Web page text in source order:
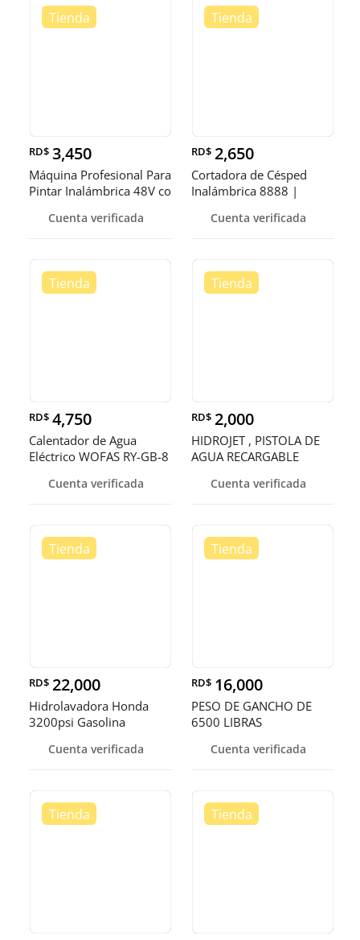
RD$ 3,450
Máquina Profesional Para
Pintar Inalámbrica 48V co
Cuenta verificada
RD$ 2,650
Cortadora de Césped
Inalámbrica 8888 |
Cuenta verificada
RD$ 4,750
Calentador de Agua
Eléctrico WOFAS RY-GB-8
Cuenta verificada
RD$ 2,000
HIDROJET , PISTOLA DE
AGUA RECARGABLE
Cuenta verificada
RD$ 22,000
Hidrolavadora Honda
3200psi Gasolina
Cuenta verificada
RD$ 16,000
PESO DE GANCHO DE
6500 LIBRAS
Cuenta verificada